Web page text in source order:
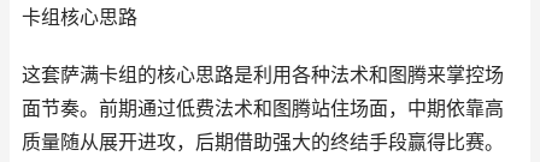
卡组核心思路
这套萨满卡组的核心思路是利用各种法术和图腾来掌控场
面节奏。前期通过低费法术和图腾站住场面，中期依靠高
质量随从展开进攻，后期借助强大的终结手段赢得比赛。